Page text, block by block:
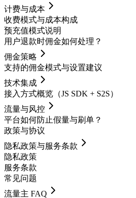
计费与成本
收费模式与成本构成
预充值模式说明
用户退款时佣金如何处理？
佣金策略
支持的佣金模式与设置建议
技术集成
接入方式概览（JS SDK + S2S）
流量与风控
平台如何防止假量与刷单？
政策与协议
隐私政策与服务条款
隐私政策
服务条款
常见问题
流量主 FAQ